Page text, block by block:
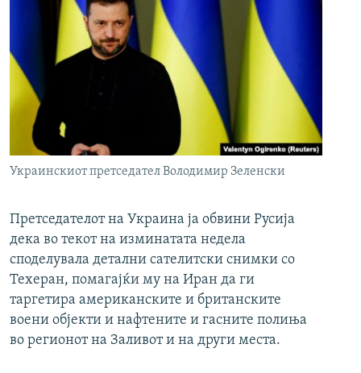
Украинскиот претседател Володимир Зеленски
Претседателот на Украина ја обвини Русија
дека во текот на изминатата недела
споделувала детални сателитски снимки со
Техеран, помагајќи му на Иран да ги
таргетира американските и британските
воени објекти и нафтените и гасните полиња
во регионот на Заливот и на други места.